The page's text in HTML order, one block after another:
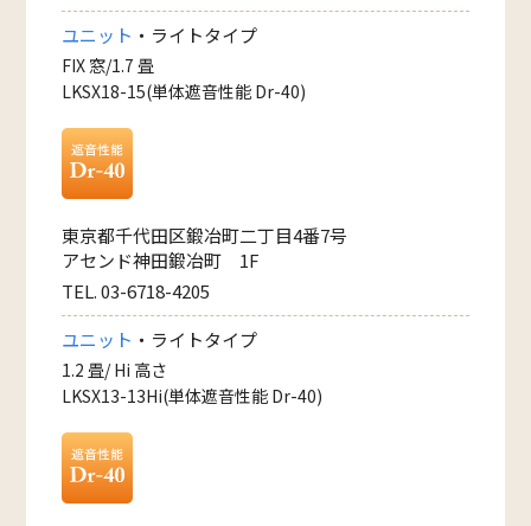
ユニット ・ライトタイプ
FIX 窓/1.7 畳
LKSX18-15(単体遮音性能 Dr-40)
東京都千代田区鍛冶町二丁目4番7号
アセンド神田鍛冶町 1F
TEL. 03-6718-4205
ユニット ・ライトタイプ
1.2 畳/ Hi 高さ
LKSX13-13Hi(単体遮音性能 Dr-40)